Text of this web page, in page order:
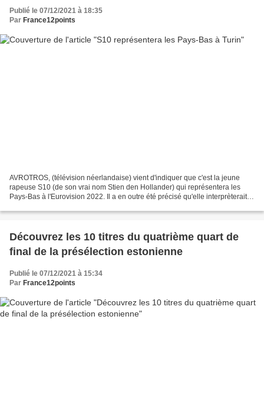
Publié le 07/12/2021 à 18:35
Par France12points
AVROTROS, (télévision néerlandaise) vient d'indiquer que c'est la jeune
rapeuse S10 (de son vrai nom Stien den Hollander) qui représentera les
Pays-Bas à l'Eurovision 2022. Il a en outre été précisé qu'elle interprèterait
Découvrez les 10 titres du quatrième quart de
final de la présélection estonienne
Publié le 07/12/2021 à 15:34
Par France12points